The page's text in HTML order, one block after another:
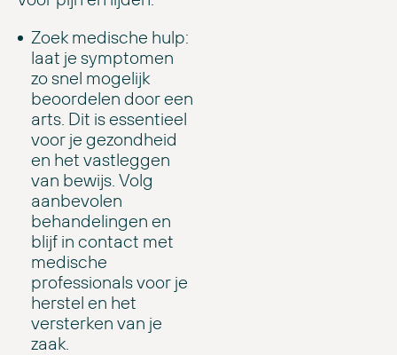
Zoek medische hulp:
laat je symptomen
zo snel mogelijk
beoordelen door een
arts. Dit is essentieel
voor je gezondheid
en het vastleggen
van bewijs. Volg
aanbevolen
behandelingen en
blijf in contact met
medische
professionals voor je
herstel en het
versterken van je
zaak.